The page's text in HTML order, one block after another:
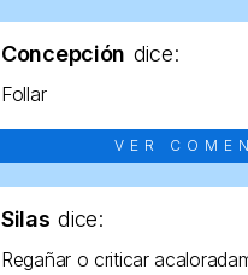
Concepción dice:
Follar
VER
Silas dice:
Regañar o criticar